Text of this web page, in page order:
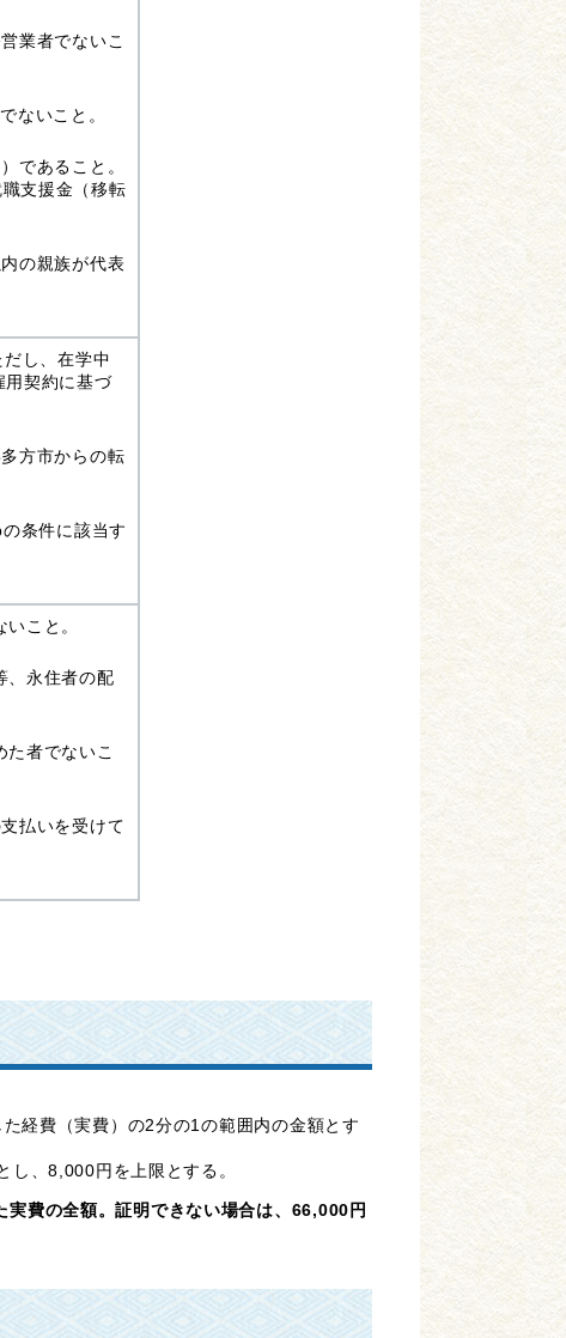
業者でないこ
ないこと。
であること。
支援金（移転
の親族が代表
し、在学中
用契約に基づ
方市からの転
条件に該当す
こと。
、永住者の配
者でないこ
払いを受けて
経費（実費）の2分の1の範囲内の金額とす
、8,000円を上限とする。
費の全額。証明できない場合は、66,000円